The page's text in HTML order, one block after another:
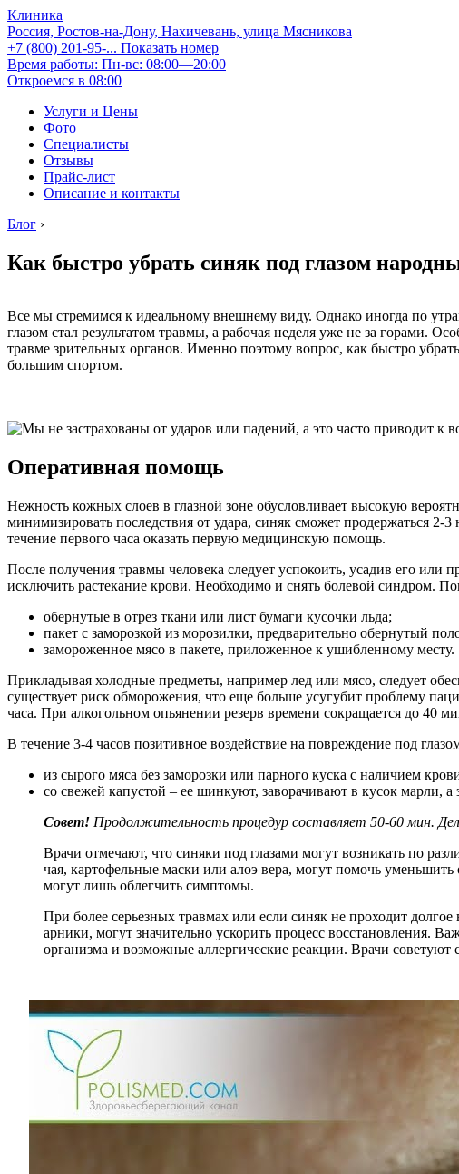
Клиника
Россия, Ростов-на-Дону, Нахичевань, улица Мясникова
+7 (800) 201-95-... Показать номер
Время работы: Пн-вс: 08:00—20:00
Откроемся в 08:00
Услуги и Цены
Фото
Специалисты
Отзывы
Прайс-лист
Описание и контакты
Блог ›
Как быстро убрать синяк под глазом
Все мы стремимся к идеальному внешнему виду. Однако иногда по
глазом стал результатом травмы, а рабочая неделя уже не за горами.
травме зрительных органов. Именно поэтому вопрос, как быстро
большим спортом.
Оперативная помощь
Нежность кожных слоев в глазной зоне обусловливает высокую
минимизировать последствия от удара, синяк сможет продержаться
течение первого часа оказать первую медицинскую помощь.
После получения травмы человека следует успокоить, усадив его
исключить растекание крови. Необходимо и снять болевой синдром.
обернутые в отрез ткани или лист бумаги кусочки льда;
пакет с заморозкой из морозилки, предварительно обернутый
замороженное мясо в пакете, приложенное к ушибленному месту.
Прикладывая холодные предметы, например лед или мясо, следует
существует риск обморожения, что еще больше усугубит проблему
часа. При алкогольном опьянении резерв времени сокращается до 40
В течение 3-4 часов позитивное воздействие на повреждение под
из сырого мяса без заморозки или парного куска с наличием
со свежей капустой – ее шинкуют, заворачивают в кусок марли,
Совет! Продолжительность процедур составляет 50-60 мин.
Врачи отмечают, что синяки под глазами могут возникать по
чая, картофельные маски или алоэ вера, могут помочь
могут лишь облегчить симптомы.
При более серьезных травмах или если синяк не проходит
арники, могут значительно ускорить процесс восстановления.
организма и возможные аллергические реакции. Врачи